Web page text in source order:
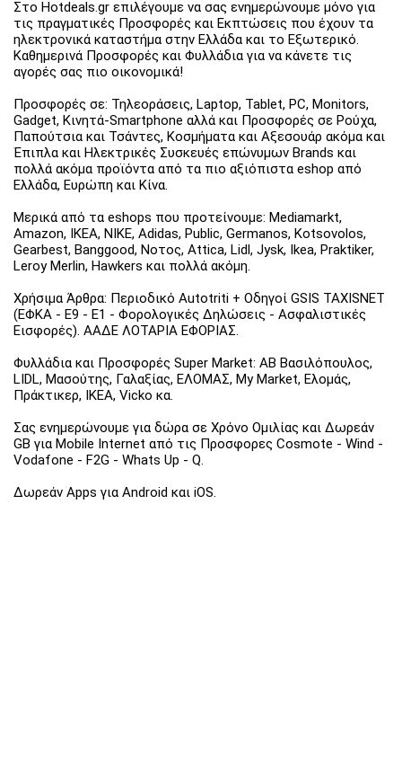
Στο Hotdeals.gr επιλέγουμε να σας ενημερώνουμε μόνο για
τις πραγματικές Προσφορές και Εκπτώσεις που έχουν τα
ηλεκτρονικά καταστήμα στην Ελλάδα και το Εξωτερικό.
Καθημερινά Προσφορές και Φυλλάδια για να κάνετε τις
αγορές σας πιο οικονομικά!
Προσφορές σε: Τηλεοράσεις, Laptop, Tablet, PC, Monitors,
Gadget, Κινητά-Smartphone αλλά και Προσφορές σε Ρούχα,
Παπούτσια και Τσάντες, Κοσμήματα και Αξεσουάρ ακόμα και
Έπιπλα και Ηλεκτρικές Συσκευές επώνυμων Brands και
πολλά ακόμα προϊόντα από τα πιο αξιόπιστα eshop από
Ελλάδα, Ευρώπη και Κίνα.
Μερικά από τα eshops που προτείνουμε: Mediamarkt,
Amazon, IKEA, NIKE, Adidas, Public, Germanos, Kotsovolos,
Gearbest, Banggood, Νοτος, Attica, Lidl, Jysk, Ikea, Praktiker,
Leroy Merlin, Hawkers και πολλά ακόμη.
Χρήσιμα Άρθρα: Περιοδικό Autotriti + Οδηγοί GSIS TAXISNET
(ΕΦΚΑ - Ε9 - Ε1 - Φορολογικές Δηλώσεις - Ασφαλιστικές
Εισφορές). ΑΑΔΕ ΛΟΤΑΡΙΑ ΕΦΟΡΙΑΣ.
Φυλλάδια και Προσφορές Super Market: ΑΒ Βασιλόπουλος,
LIDL, Μασούτης, Γαλαξίας, ΕΛΟΜΑΣ, My Market, Ελομάς,
Πράκτικερ, ΙΚΕΑ, Vicko κα.
Σας ενημερώνουμε για δώρα σε Χρόνο Ομιλίας και Δωρεάν
GB για Mobile Internet από τις Προσφορες Cosmote - Wind -
Vodafone - F2G - Whats Up - Q.
Δωρεάν Apps για Android και iOS.